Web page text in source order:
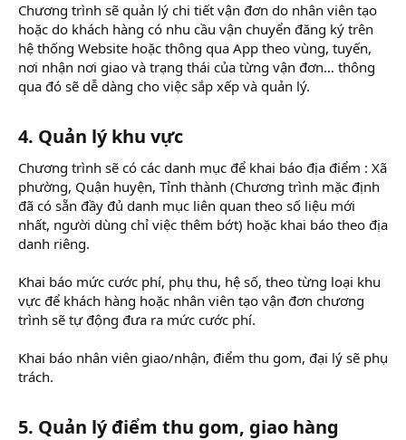
Chương trình sẽ quản lý chi tiết vận đơn do nhân viên tạo
hoặc do khách hàng có nhu cầu vận chuyển đăng ký trên
hệ thống Website hoặc thông qua App theo vùng, tuyến,
nơi nhận nơi giao và trạng thái của từng vận đơn… thông
qua đó sẽ dễ dàng cho việc sắp xếp và quản lý.
4. Quản lý khu vực
Chương trình sẽ có các danh mục để khai báo địa điểm : Xã
phường, Quận huyện, Tỉnh thành (Chương trình mặc định
đã có sẵn đầy đủ danh mục liên quan theo số liệu mới
nhất, người dùng chỉ việc thêm bớt) hoặc khai báo theo địa
danh riêng.
Khai báo mức cước phí, phụ thu, hệ số, theo từng loại khu
vực để khách hàng hoặc nhân viên tạo vận đơn chương
trình sẽ tự động đưa ra mức cước phí.
Khai báo nhân viên giao/nhận, điểm thu gom, đại lý sẽ phụ
trách.
5. Quản lý điểm thu gom, giao hàng